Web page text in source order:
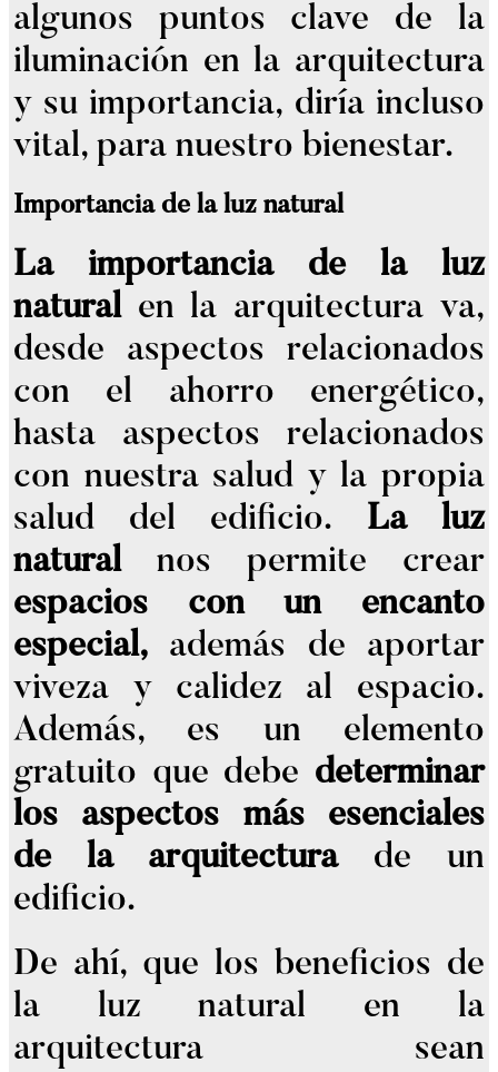
algunos puntos clave de la
iluminación en la arquitectura
y su importancia, diría incluso
vital, para nuestro bienestar.
Importancia de la luz natural
La importancia de la luz
naturalen la arquitectura va,
desde aspectos relacionados
con el ahorro energético,
hasta aspectos relacionados
con nuestra salud y la propia
salud del edificio. La luz
naturalnos permite crear
espacios con un encanto
especial, además de aportar
viveza y calidez al espacio.
Además, es un elemento
gratuito que debe determinar
los aspectos más esenciales
de la arquitecturade un
edificio.
De ahí, que los beneficios de
la luz natural en la
arquitectura sean